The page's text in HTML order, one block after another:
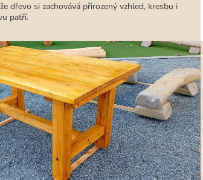
dřevo si zachovává přirozený vzhled, kresbu i
patří.